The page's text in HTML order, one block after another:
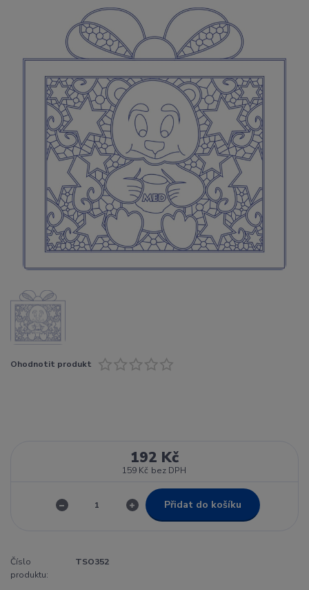
Ohodnotit produkt
192 Kč
159 Kč bez DPH
Přidat do košíku
Číslo
produktu:
TSO352